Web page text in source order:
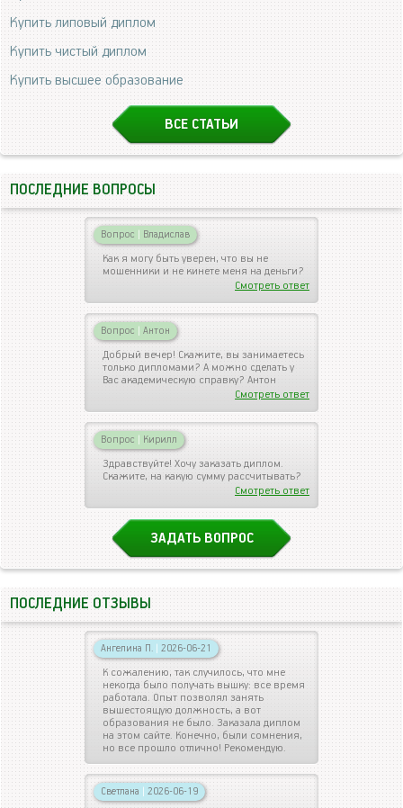
Купить липовый диплом
Купить чистый диплом
Купить высшее образование
ВСЕ СТАТЬИ
ПОСЛЕДНИЕ ВОПРОСЫ
Вопрос Владислав
Как я могу быть уверен, что вы не
мошенники и не кинете меня на деньги?
Смотреть ответ
Вопрос Антон
Добрый вечер! Скажите, вы занимаетесь
только дипломами? А можно сделать у
Вас академическую справку? Антон
Смотреть ответ
Вопрос Кирилл
Здравствуйте! Хочу заказать диплом.
Скажите, на какую сумму рассчитывать?
Смотреть ответ
ЗАДАТЬ ВОПРОС
ПОСЛЕДНИЕ ОТЗЫВЫ
Ангелина П. 2026-06-21
К сожалению, так случилось, что мне
некогда было получать вышку: все время
работала. Опыт позволял занять
вышестоящую должность, а вот
образования не было. Заказала диплом
на этом сайте. Конечно, были сомнения,
но все прошло отлично! Рекомендую.
Светлана 2026-06-19